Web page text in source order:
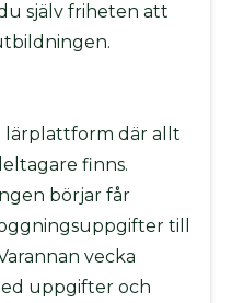
själv friheten att
lärplattform där allt
finns.
börjar får
till
vecka
uppgifter och